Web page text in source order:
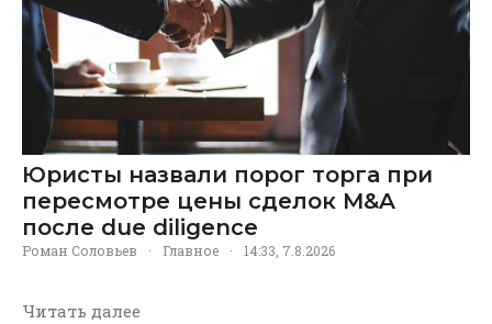
Юристы назвали порог торга при
пересмотре цены сделок M&A
после due diligence
Роман Соловьев · Главное · 14:33, 7.8.2026
Читать далее